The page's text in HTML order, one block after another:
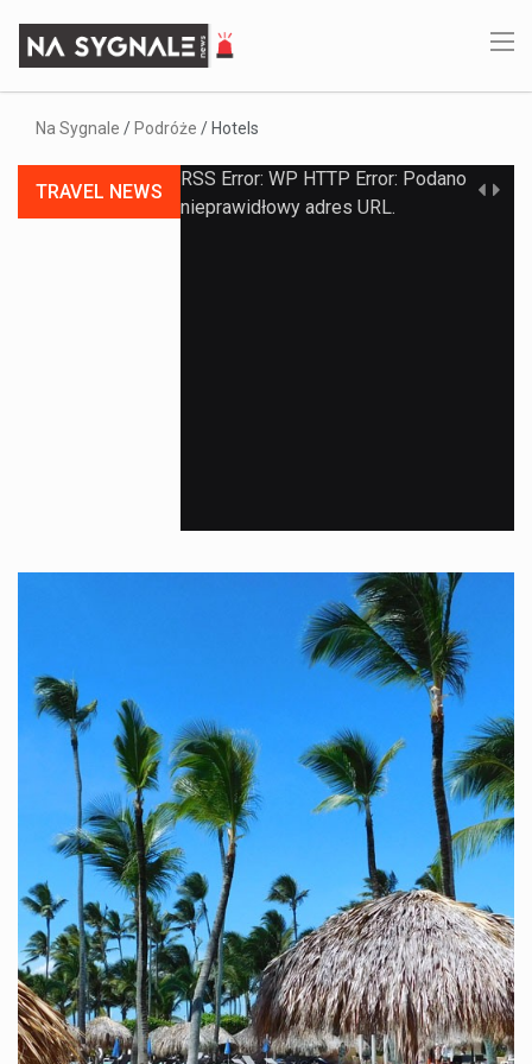
Na Sygnale / Podróże / Hotels
TRAVEL NEWS
RSS Error: WP HTTP Error: Podano
nieprawidłowy adres URL.